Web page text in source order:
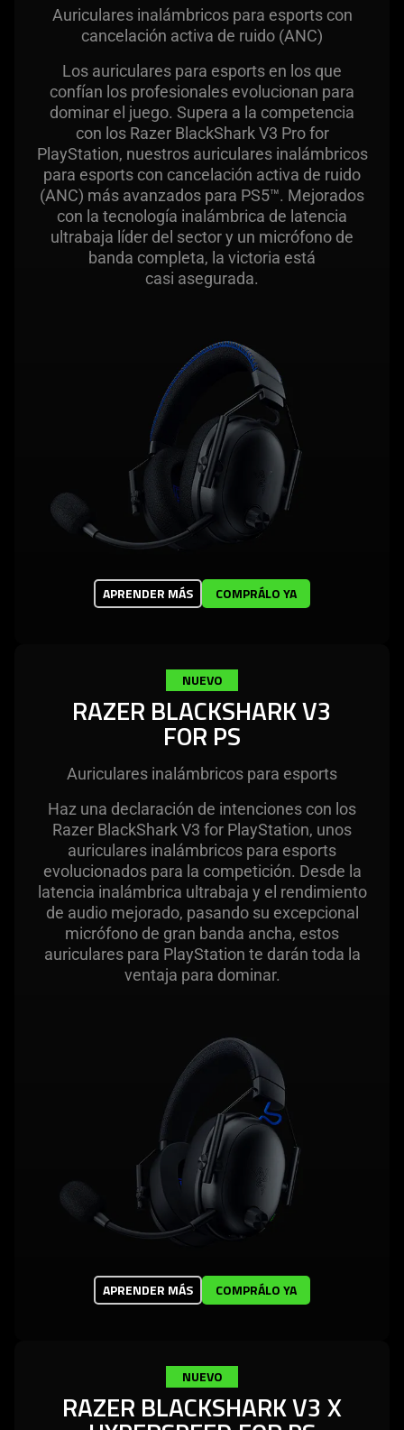
Auriculares inalámbricos para esports con
cancelación activa de ruido (ANC)
Los auriculares para esports en los que
confían los profesionales evolucionan para
dominar el juego. Supera a la competencia
con los Razer BlackShark V3 Pro for
PlayStation, nuestros auriculares inalámbricos
para esports con cancelación activa de ruido
(ANC) más avanzados para PS5™. Mejorados
con la tecnología inalámbrica de latencia
ultrabaja líder del sector y un micrófono de
banda completa, la victoria está
casi asegurada.
APRENDER MÁS COMPRÁLO YA
NUEVO
RAZER BLACKSHARK V3
FOR PS
Auriculares inalámbricos para esports
Haz una declaración de intenciones con los
Razer BlackShark V3 for PlayStation, unos
auriculares inalámbricos para esports
evolucionados para la competición. Desde la
latencia inalámbrica ultrabaja y el rendimiento
de audio mejorado, pasando su excepcional
micrófono de gran banda ancha, estos
auriculares para PlayStation te darán toda la
ventaja para dominar.
APRENDER MÁS COMPRÁLO YA
NUEVO
RAZER BLACKSHARK V3 X